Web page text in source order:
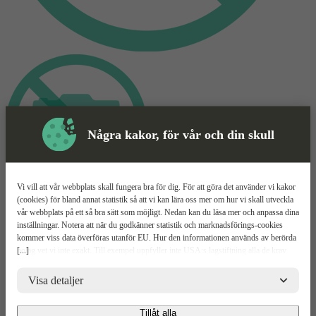
Några kakor, för vår och din skull
[...]
Vi vill att vår webbplats skall fungera bra för dig. För att göra det använder vi kakor
(cookies) för bland annat statistik så att vi kan lära oss mer om hur vi skall utveckla
vår webbplats på ett så bra sätt som möjligt. Nedan kan du läsa mer och anpassa dina
inställningar. Notera att när du godkänner statistik och marknadsförings-cookies
kommer viss data överföras utanför EU. Hur den informationen används av berörda
bolag vet vi inte exakt. Till exempel uppfyller inte USA:s lagstiftning alla de krav
risker för dina personuppgifter. De berörda bolagen måste lämna över uppgifter till
brottsbekämpande myndigheter i USA om de får en sådan begäran. Det kan dock
gällande eventuella personuppgifter som de brottsbekämpande myndigheterna har
Visa detaljer
Tillåt alla
Container Mer information
8 Fot
Container på 8 fot
Vi hjälper dig att hitta rätt